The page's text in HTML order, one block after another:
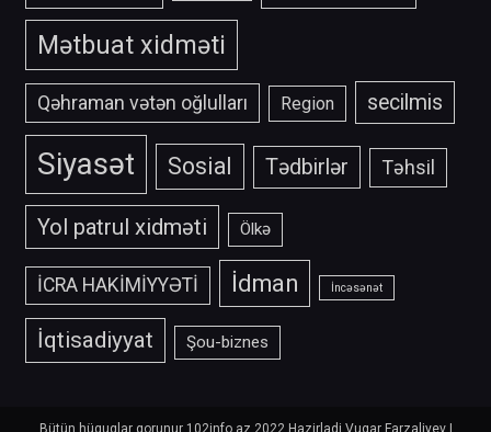
Mətbuat xidməti
Qəhraman vətən oğlulları Region secilmis
Siyasət Sosial Tədbirlər Təhsil
Yol patrul xidməti Ölkə
İCRA HAKİMİYYƏTİ İdman İncəsənət
İqtisadiyyat Şou-biznes
Bütün hüquqlar qorunur 102info.az 2022 Hazirladi Vugar Farzaliyev |